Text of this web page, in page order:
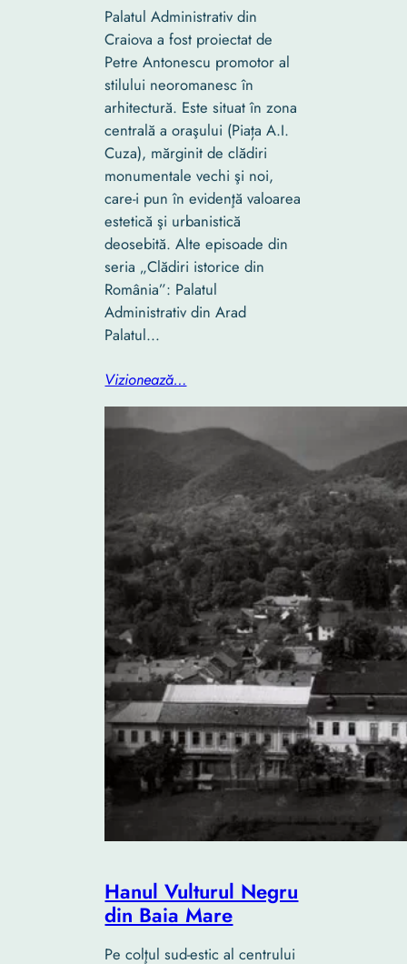
Palatul Administrativ din
Craiova a fost proiectat de
Petre Antonescu promotor al
stilului neoromanesc în
arhitectură. Este situat în zona
centrală a oraşului (Piața A.I.
Cuza), mărginit de clădiri
monumentale vechi şi noi,
care-i pun în evidenţă valoarea
estetică şi urbanistică
deosebită. Alte episoade din
seria „Clădiri istorice din
România”: Palatul
Administrativ din Arad
Palatul…
Vizionează…
Hanul Vulturul Negru
din Baia Mare
Pe colţul sud-estic al centrului